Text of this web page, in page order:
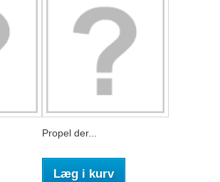
Propel der...
Læg i kurv